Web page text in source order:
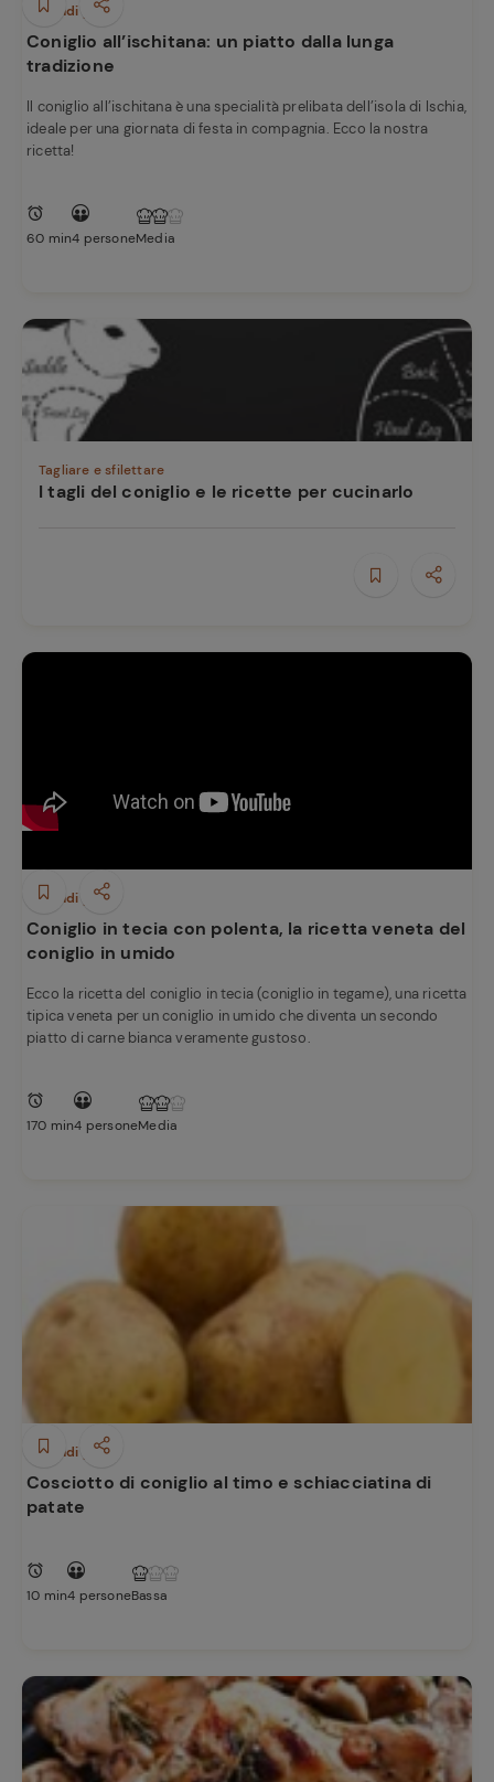
Secondi piatti
Coniglio all’ischitana: un piatto dalla lunga
tradizione
Il coniglio all’ischitana è una specialità prelibata dell’isola di Ischia,
ideale per una giornata di festa in compagnia. Ecco la nostra
ricetta!
60 min4 personeMedia
Tagliare e sfilettare
I tagli del coniglio e le ricette per cucinarlo
Secondi piatti
Coniglio in tecia con polenta, la ricetta veneta del
coniglio in umido
Ecco la ricetta del coniglio in tecia (coniglio in tegame), una ricetta
tipica veneta per un coniglio in umido che diventa un secondo
piatto di carne bianca veramente gustoso.
170 min4 personeMedia
Secondi piatti
Cosciotto di coniglio al timo e schiacciatina di
patate
10 min4 personeBassa